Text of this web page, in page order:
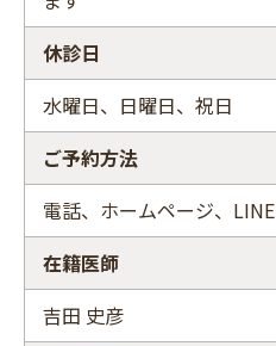
休診日
水曜日、日曜日、祝日
ご予約方法
電話、ホームページ、LINE
在籍医師
吉田 史彦